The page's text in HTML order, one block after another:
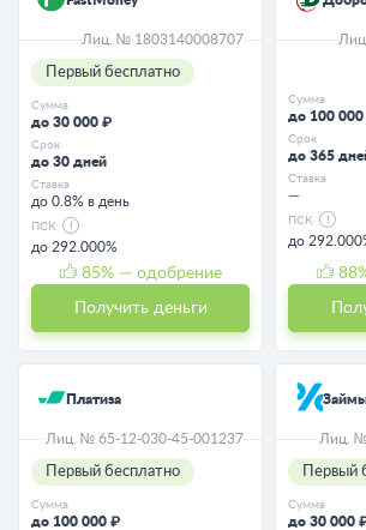
Лиц. № 1803140008707
Первый бесплатно
Сумма
до 30 000 ₽
Срок
до 30 дней
Ставка
до 0.8% в день
ПСК
до 292.000%
85% — одобрение
Получить деньги
Сумма
до 100
Срок
до 365
Ставка
—
ПСК
до
88
Платиза
Лиц. № 65-12-030-45-001237
Первый бесплатно
Сумма
до 100 000 ₽
Лиц.
Первый
Сумма
до 30 000